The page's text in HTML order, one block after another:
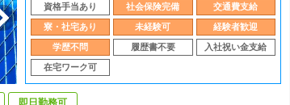
資格手当あり 社会保険完備 交通費支給
寮・社宅あり 未経験可 経験者歓迎
学歴不問 履歴書不要 入社祝い金支給
在宅ワーク可
即日勤務可